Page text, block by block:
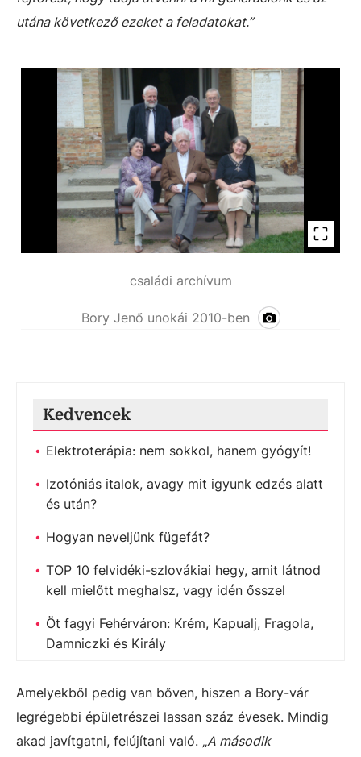
utána következő ezeket a feladatokat.”
családi archívum
Bory Jenő unokái 2010-ben
Kedvencek
Elektroterápia: nem sokkol, hanem gyógyít!
Izotóniás italok, avagy mit igyunk edzés alatt
és után?
Hogyan neveljünk fügefát?
TOP 10 felvidéki-szlovákiai hegy, amit látnod
kell mielőtt meghalsz, vagy idén ősszel
Öt fagyi Fehérváron: Krém, Kapualj, Fragola,
Damniczki és Király
Amelyekből pedig van bőven, hiszen a Bory-vár
legrégebbi épületrészei lassan száz évesek. Mindig
akad javítgatni, felújítani való. „A második